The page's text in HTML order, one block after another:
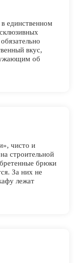
единственном
вкус,
об
чисто и
строительной
брюки
За них не
лежат